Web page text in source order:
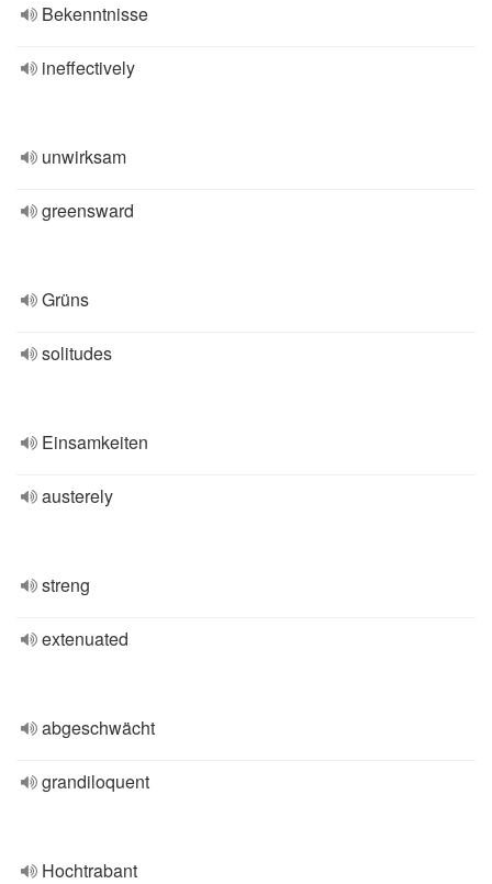
Bekenntnisse
ineffectively
unwirksam
greensward
Grüns
solitudes
Einsamkeiten
austerely
streng
extenuated
abgeschwächt
grandiloquent
Hochtrabant